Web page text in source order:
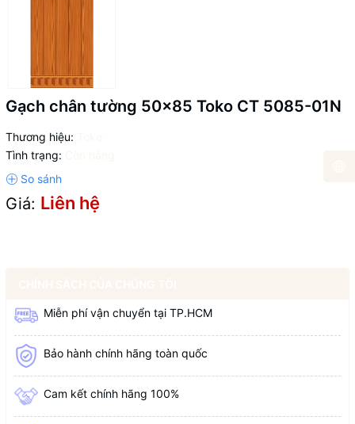
Gạch chân tường 50x85 Toko CT 5085-01N
Thương hiệu:
Tình trạng:
Giá: Liên hệ
Miễn phí vận chuyển tại TP.HCM
Bảo hành chính hãng toàn quốc
Cam kết chính hãng 100%